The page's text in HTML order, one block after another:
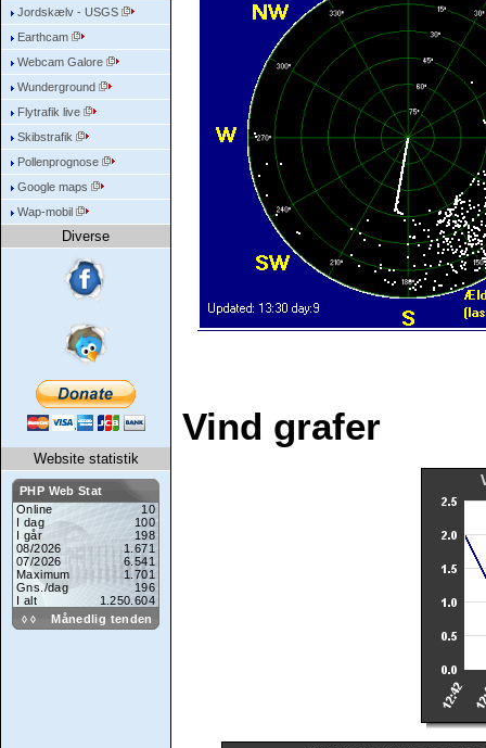
Jordskælv - USGS
Earthcam
Webcam Galore
Wunderground
Flytrafik live
Skibstrafik
Pollenprognose
Google maps
Wap-mobil
Diverse
Website statistik
Vind grafer